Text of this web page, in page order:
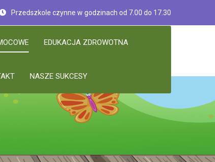
Przedszkole czynne w godzinach od 7.00 do 17.30
EDUKACJA ZDROWOTNA
NASZE SUKCESY